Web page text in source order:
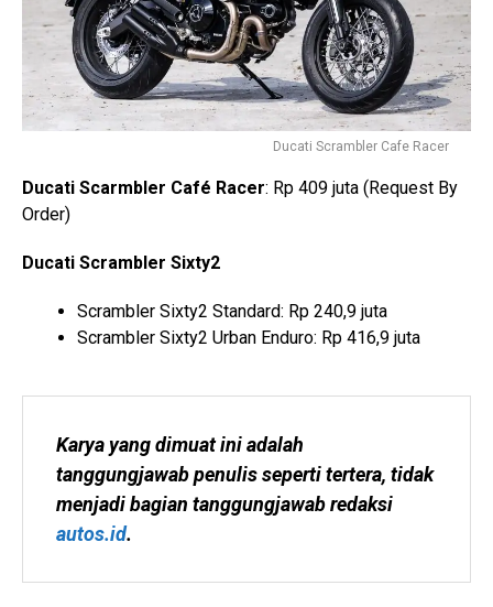
Ducati Scrambler Cafe Racer
Ducati Scarmbler Café Racer: Rp 409 juta (Request By
Order)
Ducati Scrambler Sixty2
Scrambler Sixty2 Standard: Rp 240,9 juta
Scrambler Sixty2 Urban Enduro: Rp 416,9 juta
Karya yang dimuat ini adalah
tanggungjawab penulis seperti tertera, tidak
autos.id.